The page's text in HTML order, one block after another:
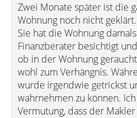
Zwei Monate später ist die
Wohnung noch nicht geklärt.
Sie hat die Wohnung
Finanzberater besichtigt
ob in der Wohnung
wohl zum Verhängnis.
wurde irgendwie getrickst
wahrnehmen zu können.
Vermutung, dass der